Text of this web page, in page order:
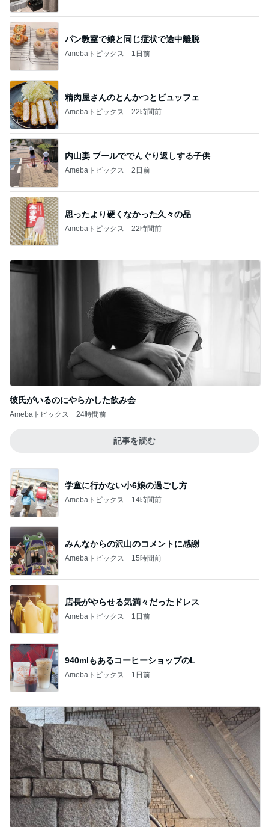
パン教室で娘と同じ症状で途中離脱
Amebaトピックス 1日前
精肉屋さんのとんかつとビュッフェ
Amebaトピックス 22時間前
内山妻 プールででんぐり返しする子供
Amebaトピックス 2日前
思ったより硬くなかった久々の品
Amebaトピックス 22時間前
彼氏がいるのにやらかした飲み会
Amebaトピックス 24時間前
記事を読む
学童に行かない小6娘の過ごし方
Amebaトピックス 14時間前
みんなからの沢山のコメントに感謝
Amebaトピックス 15時間前
店長がやらせる気満々だったドレス
Amebaトピックス 1日前
940mlもあるコーヒーショップのL
Amebaトピックス 1日前